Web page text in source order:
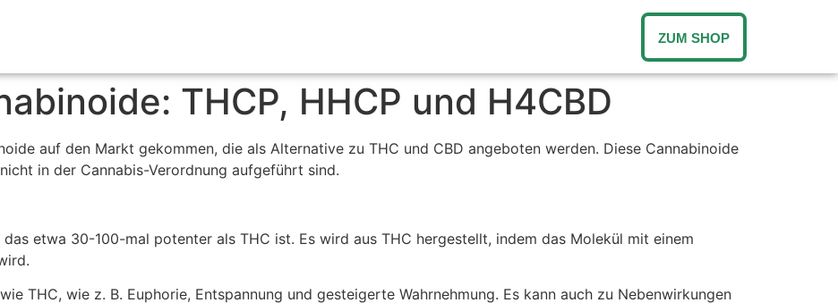
ZUM SHOP
THCP, HHCP und H4CBD
auf den Markt gekommen, die als Alternative zu THC und CBD angeboten werden. Diese Cannabinoide
in der Cannabis-Verordnung aufgeführt sind.
etwa 30-100-mal potenter als THC ist. Es wird aus THC hergestellt, indem das Molekül mit einem
THC, wie z. B. Euphorie, Entspannung und gesteigerte Wahrnehmung. Es kann auch zu Nebenwirkungen